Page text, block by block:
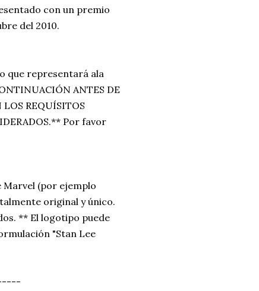
con un premio
del 2010.
que representará ala
ANTES DE
LOS REQUÍSITOS
Por favor
(por ejemplo
original y único.
** El logotipo puede
"Stan Lee